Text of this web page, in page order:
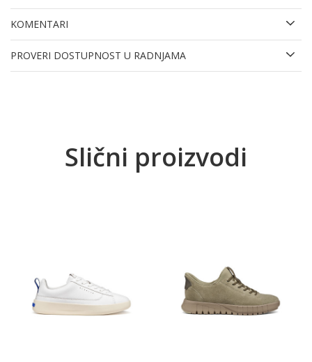
KOMENTARI
PROVERI DOSTUPNOST U RADNJAMA
Slični proizvodi